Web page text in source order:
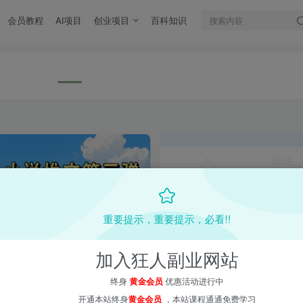
会员教程 AI项目 创业项目 百科知识
短视频运营
小说推文项目操作全流程第三弹，0粉就
网赚项目 新媒体项目 短视频运营
小说推文搬运多平台简单粗暴的玩法，
听话照做即可
AI项目 会员教程
重要提示，重要提示，必看!!
加入狂人副业网站
终身 黄金会员 优惠活动进行中
开通本站终身黄金会员 ，本站课程通通免费学习